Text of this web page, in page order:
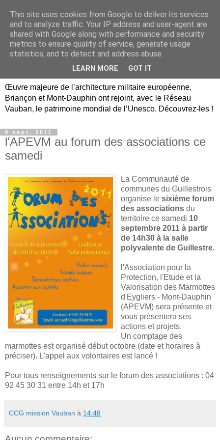
Briançon, Mont-Dauphin,
Vauban Unesco Hautes-
Œuvre majeure de l’architecture militaire européenne,
Briançon et Mont-Dauphin ont rejoint, avec le Réseau
Vauban, le patrimoine mondial de l’Unesco. Découvrez-les !
9 sept. 2011
l'APEVM au forum des associations ce
samedi
La Communauté de
communes du Guillestrois
organise le sixième forum
des associations du
territoire ce samedi 10
septembre 2011 à partir
de 14h30 à la salle
polyvalente de Guillestre.
l'Association pour la
Protection, l'Etude et la
Valorisation des Marmottes
d'Eygliers - Mont-Dauphin
(APEVM) sera présente et
vous présentera ses
actions et projets.
Un comptage des
marmottes est organisé début octobre (date et horaires à
préciser). L'appel aux volontaires est lancé !
Pour tous renseignements sur le forum des associations : 04
92 45 30 31 entre 14h et 17h
CCG mission Vauban à 14:48
This site uses cookies from Google to deliver its services
and to analyze traffic. Your IP address and user-agent are
shared with Google along with performance and security
metrics to ensure quality of service, generate usage
statistics, and to detect and address abuse.
LEARN MORE GOT IT